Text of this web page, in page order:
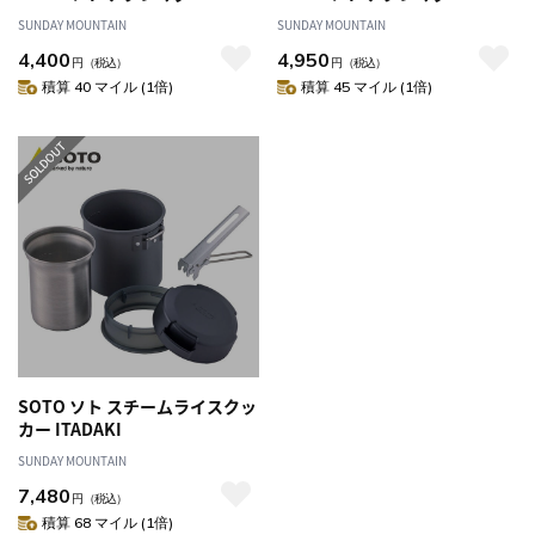
SUNDAY MOUNTAIN
4,400 円 （税込）
積算 40 マイル (1倍)
SUNDAY MOUNTAIN
4,950 円 （税込）
積算 45 マイル (1倍)
SOTO ソト スチームライスクッ
カー ITADAKI
SUNDAY MOUNTAIN
7,480 円 （税込）
積算 68 マイル (1倍)